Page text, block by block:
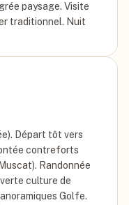
paysage. Visite
traditionnel. Nuit
Départ tôt vers
contreforts
Randonnée
culture de
Golfe.